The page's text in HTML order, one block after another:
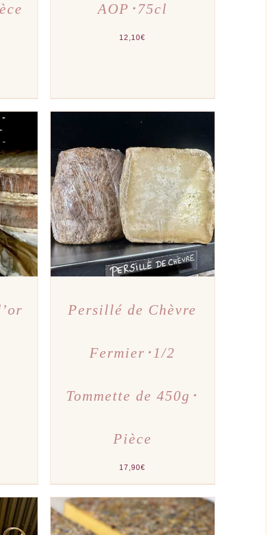
AOP･75cl
12,10€
AJOUTER AU PANIER / APERÇU
Persillé de Chèvre
Fermier･1/2
Tommette de 450g･
Pièce
17,90€